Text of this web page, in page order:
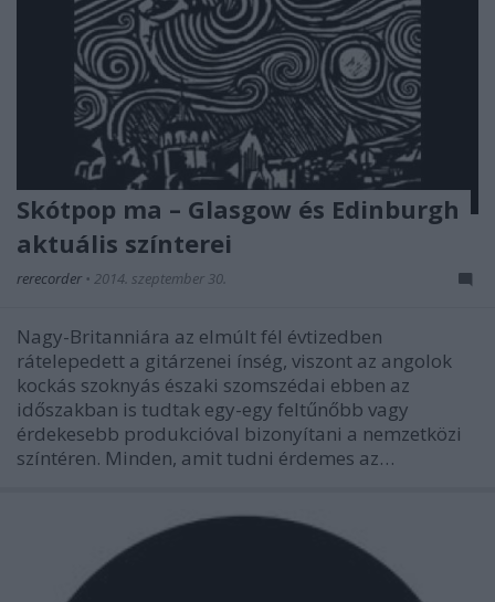
Skótpop ma – Glasgow és Edinburgh
aktuális színterei
rerecorder • 2014. szeptember 30.
Nagy-Britanniára az elmúlt fél évtizedben
rátelepedett a gitárzenei ínség, viszont az angolok
kockás szoknyás északi szomszédai ebben az
időszakban is tudtak egy-egy feltűnőbb vagy
érdekesebb produkcióval bizonyítani a nemzetközi
színtéren. Minden, amit tudni érdemes az…